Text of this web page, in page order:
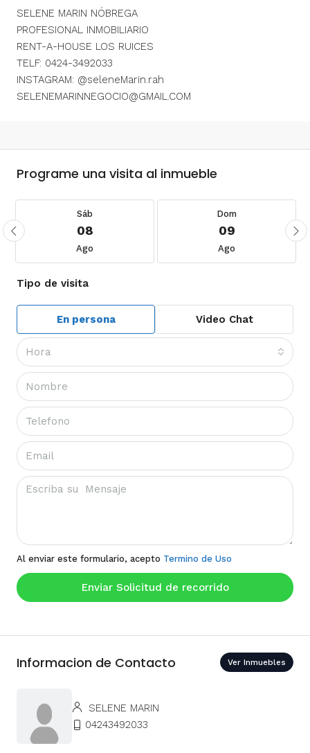
SELENE MARIN NÓBREGA
PROFESIONAL INMOBILIARIO
RENT-A-HOUSE LOS RUICES
TELF: 0424-3492033
INSTAGRAM: @seleneMarin.rah
SELENEMARINNEGOCIO@GMAIL.COM
Programe una visita al inmueble
Sáb
08
Ago
Dom
09
Ago
Tipo de visita
En persona Video Chat
Hora
Al enviar este formulario, acepto Termino de Uso
Enviar Solicitud de recorrido
Informacion de Contacto Ver Inmuebles
SELENE MARIN
04243492033